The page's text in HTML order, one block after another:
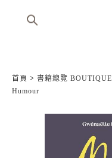
首頁 > 書籍總覽 BOUTIQUE
Humour